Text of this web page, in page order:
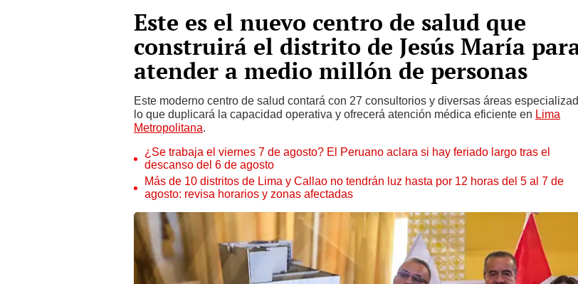
Este es el nuevo centro de salud que
construirá el distrito de Jesús María
atender a medio millón de personas
Este moderno centro de salud contará con 27 consultorios y diversas áreas
lo que duplicará la capacidad operativa y ofrecerá atención médica eficiente en Lima
Metropolitana.
¿Se trabaja el viernes 7 de agosto? El Peruano aclara si hay feriado largo tras el
descanso del 6 de agosto
Más de 10 distritos de Lima y Callao no tendrán luz hasta por 12 horas del 5 al 7 de
agosto: revisa horarios y zonas afectadas